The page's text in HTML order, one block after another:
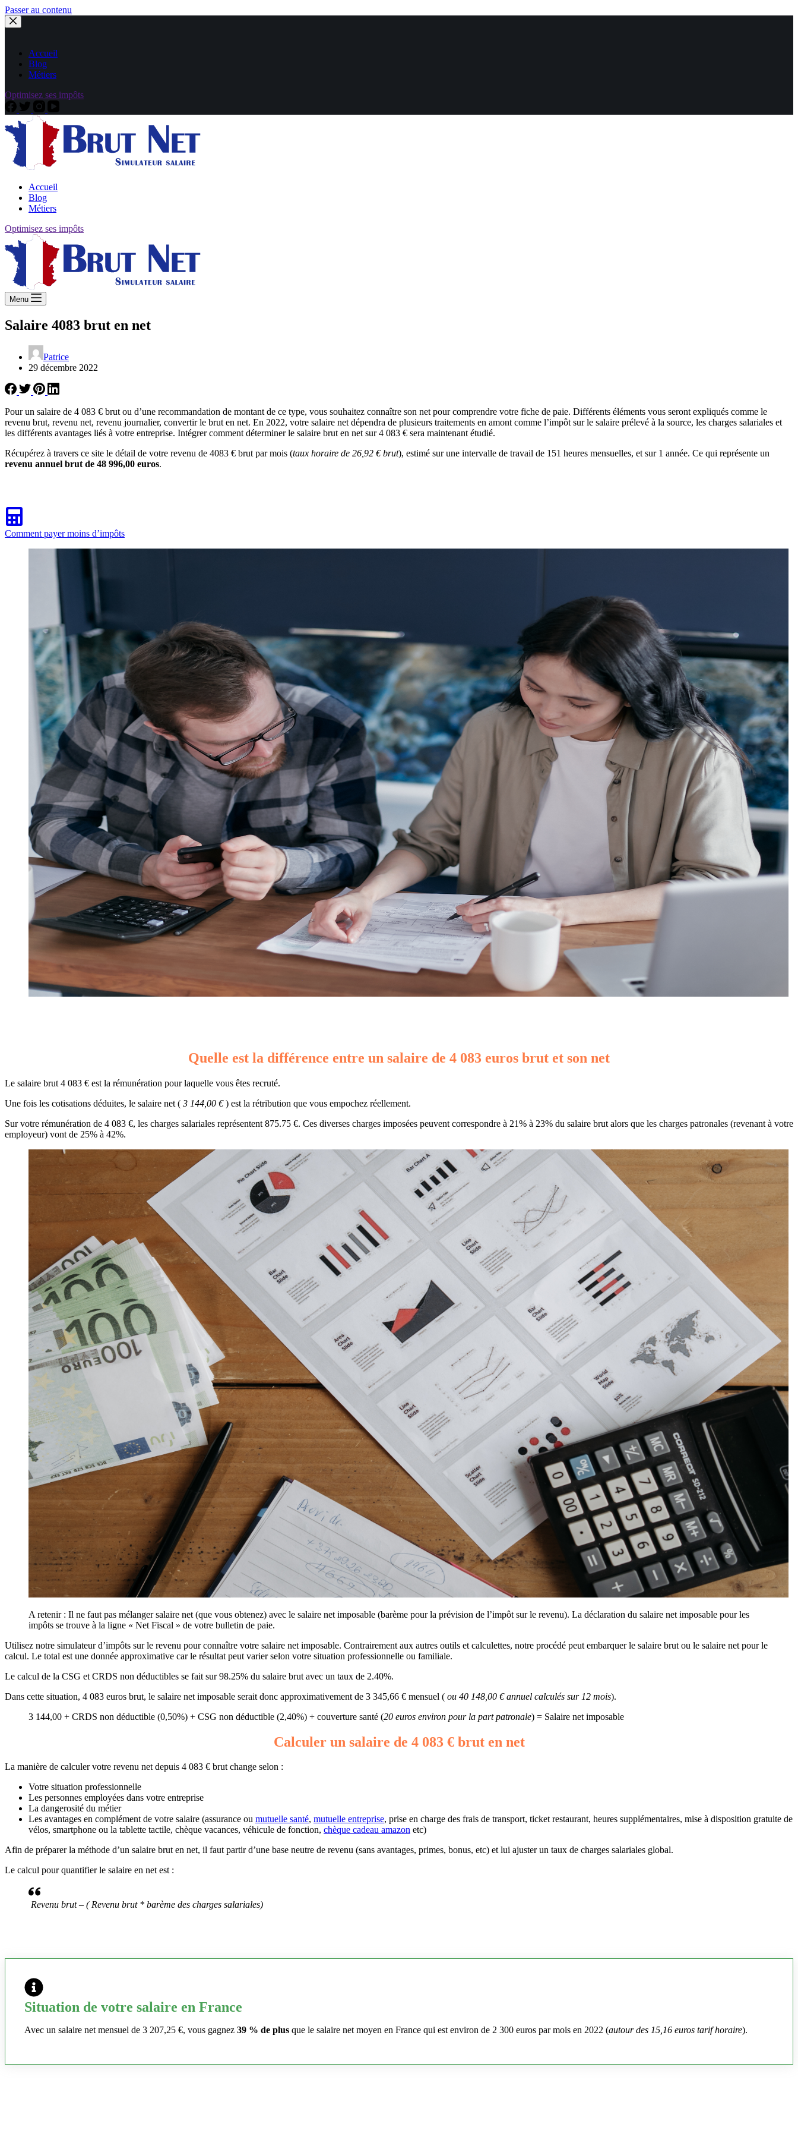
Passer au contenu
Accueil
Blog
Métiers
Optimisez ses impôts
Accueil
Blog
Métiers
Optimisez ses impôts
Menu
Salaire 4083 brut en net
Patrice
29 décembre 2022
Pour un salaire de 4 083 € brut ou d’une recommandation de montant de ce type, vous souhaitez connaître son net pour comprendre votre fiche de paie. Différents éléments vous seront expliqués comme le
revenu brut, revenu net, revenu journalier, convertir le brut en net. En 2022, votre salaire net dépendra de plusieurs traitements en amont comme l’impôt sur le salaire prélevé à la source, les charges salariales et
les différents avantages liés à votre entreprise. Intégrer comment déterminer le salaire brut en net sur 4 083 € sera maintenant étudié.
Récupérez à travers ce site le détail de votre revenu de 4083 € brut par mois (taux horaire de 26,92 € brut), estimé sur une intervalle de travail de 151 heures mensuelles, et sur 1 année. Ce qui représente un
revenu annuel brut de 48 996,00 euros.
Comment payer moins d’impôts
Quelle est la différence entre un salaire de 4 083 euros brut et son net
Le salaire brut 4 083 € est la rémunération pour laquelle vous êtes recruté.
Une fois les cotisations déduites, le salaire net ( 3 144,00 €) est la rétribution que vous empochez réellement.
Sur votre rémunération de 4 083 €, les charges salariales représentent 875.75 €. Ces diverses charges imposées peuvent correspondre à 21% à 23% du salaire brut alors que les charges patronales (revenant à votre
employeur) vont de 25% à 42%.
A retenir : Il ne faut pas mélanger salaire net (que vous obtenez) avec le salaire net imposable (barème pour la prévision de l’impôt sur le revenu). La déclaration du salaire net imposable pour les
impôts se trouve à la ligne « Net Fiscal » de votre bulletin de paie.
Utilisez notre simulateur d’impôts sur le revenu pour connaître votre salaire net imposable. Contrairement aux autres outils et calculettes, notre procédé peut embarquer le salaire brut ou le salaire net pour le
calcul. Le total est une donnée approximative car le résultat peut varier selon votre situation professionnelle ou familiale.
Le calcul de la CSG et CRDS non déductibles se fait sur 98.25% du salaire brut avec un taux de 2.40%.
Dans cette situation, 4 083 euros brut, le salaire net imposable serait donc approximativement de 3 345,66 € mensuel ( ou 40 148,00 € annuel calculés sur 12 mois).
3 144,00 + CRDS non déductible (0,50%) + CSG non déductible (2,40%) + couverture santé (20 euros environ pour la part patronale) = Salaire net imposable
Calculer un salaire de 4 083 € brut en net
La manière de calculer votre revenu net depuis 4 083 € brut change selon :
Votre situation professionnelle
Les personnes employées dans votre entreprise
La dangerosité du métier
Les avantages en complément de votre salaire (assurance ou mutuelle santé, mutuelle entreprise, prise en charge des frais de transport, ticket restaurant, heures supplémentaires, mise à disposition gratuite de
vélos, smartphone ou la tablette tactile, chèque vacances, véhicule de fonction, chèque cadeau amazon etc)
Afin de préparer la méthode d’un salaire brut en net, il faut partir d’une base neutre de revenu (sans avantages, primes, bonus, etc) et lui ajuster un taux de charges salariales global.
Le calcul pour quantifier le salaire en net est :
Revenu brut – ( Revenu brut * barème des charges salariales)
Situation de votre salaire en France
Avec un salaire net mensuel de 3 207,25 €, vous gagnez 39 % de plus que le salaire net moyen en France qui est environ de 2 300 euros par mois en 2022 (autour des 15,16 euros tarif horaire).